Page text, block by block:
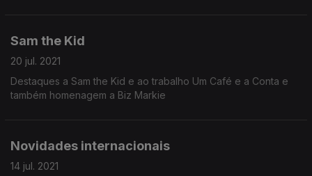
Sam the Kid
20 jul. 2021
Destaques a Sam the Kid e ao trabalho Um Café e a Conta e
também homenagem a Biz Markie
Novidades internacionais
14 jul. 2021